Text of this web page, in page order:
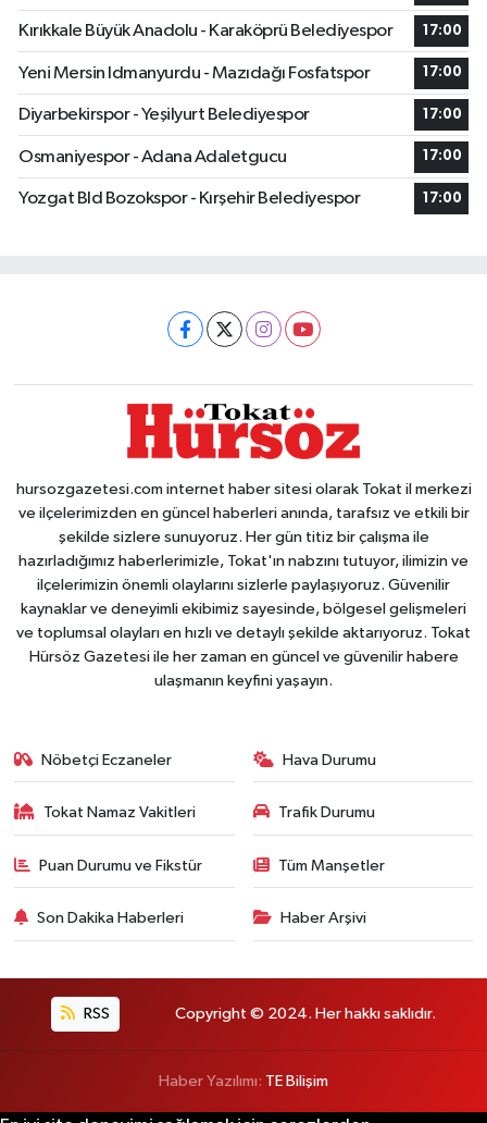
Kırıkkale Büyük Anadolu - Karaköprü Belediyespor 17:00
Yeni Mersin Idmanyurdu - Mazıdağı Fosfatspor 17:00
Diyarbekirspor - Yeşilyurt Belediyespor 17:00
Osmaniyespor - Adana Adaletgucu 17:00
Yozgat Bld Bozokspor - Kırşehir Belediyespor 17:00
hursozgazetesi.com internet haber sitesi olarak Tokat il merkezi
ve ilçelerimizden en güncel haberleri anında, tarafsız ve etkili bir
şekilde sizlere sunuyoruz. Her gün titiz bir çalışma ile
hazırladığımız haberlerimizle, Tokat'ın nabzını tutuyor, ilimizin ve
ilçelerimizin önemli olaylarını sizlerle paylaşıyoruz. Güvenilir
kaynaklar ve deneyimli ekibimiz sayesinde, bölgesel gelişmeleri
ve toplumsal olayları en hızlı ve detaylı şekilde aktarıyoruz. Tokat
Hürsöz Gazetesi ile her zaman en güncel ve güvenilir habere
ulaşmanın keyfini yaşayın.
Nöbetçi Eczaneler Hava Durumu
Tokat Namaz Vakitleri Trafik Durumu
Puan Durumu ve Fikstür Tüm Manşetler
Son Dakika Haberleri Haber Arşivi
RSS Copyright © 2024. Her hakkı saklıdır.
Haber Yazılımı: TE Bilişim